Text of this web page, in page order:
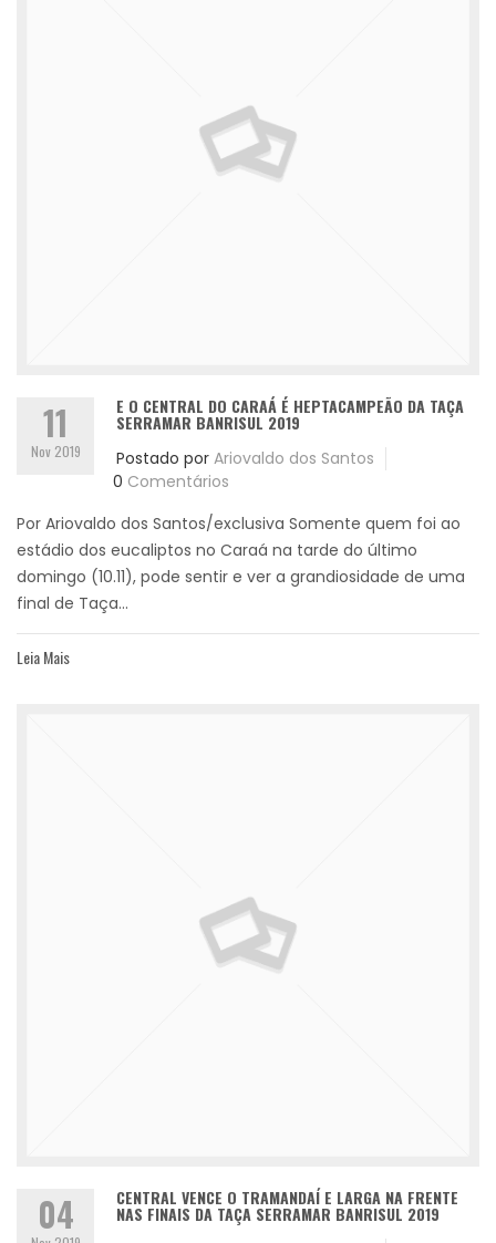
11
Nov 2019
E O CENTRAL DO CARAÁ É HEPTACAMPEÃO DA TAÇA
SERRAMAR BANRISUL 2019
Postado por Ariovaldo dos Santos
0 Comentários
Por Ariovaldo dos Santos/exclusiva Somente quem foi ao
estádio dos eucaliptos no Caraá na tarde do último
domingo (10.11), pode sentir e ver a grandiosidade de uma
final de Taça...
Leia Mais
04 CENTRAL VENCE O TRAMANDAÍ E LARGA NA FRENTE
NAS FINAIS DA TAÇA SERRAMAR BANRISUL 2019